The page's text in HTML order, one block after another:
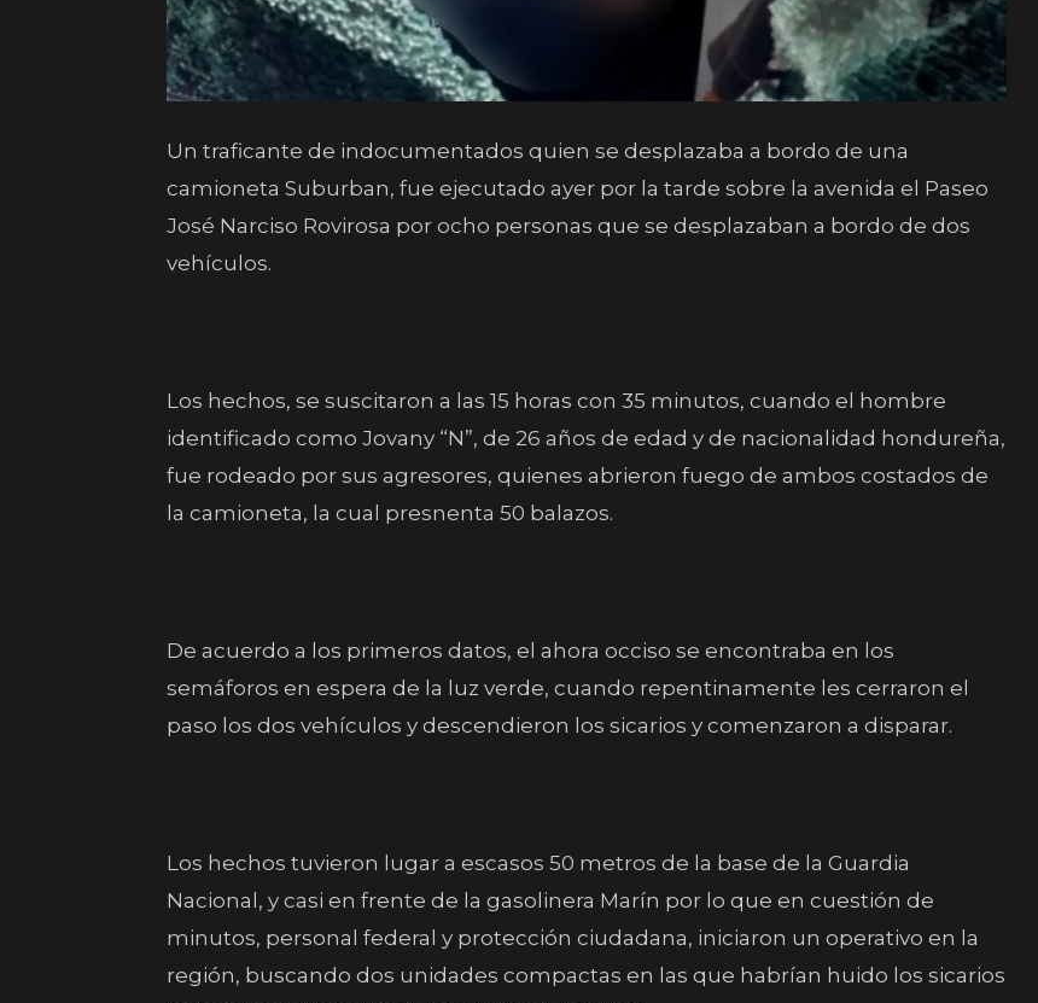
Un traficante de indocumentados quien se desplazaba a bordo de una
camioneta Suburban, fue ejecutado ayer por la tarde sobre la avenida el Paseo
José Narciso Rovirosa por ocho personas que se desplazaban a bordo de dos
vehículos.
Los hechos, se suscitaron a las 15 horas con 35 minutos, cuando el hombre
identificado como Jovany “N”, de 26 años de edad y de nacionalidad hondureña,
fue rodeado por sus agresores, quienes abrieron fuego de ambos costados de
la camioneta, la cual presnenta 50 balazos.
De acuerdo a los primeros datos, el ahora occiso se encontraba en los
semáforos en espera de la luz verde, cuando repentinamente les cerraron el
paso los dos vehículos y descendieron los sicarios y comenzaron a disparar.
Los hechos tuvieron lugar a escasos 50 metros de la base de la Guardia
Nacional, y casi en frente de la gasolinera Marín por lo que en cuestión de
minutos, personal federal y protección ciudadana, iniciaron un operativo en la
región, buscando dos unidades compactas en las que habrían huido los sicarios